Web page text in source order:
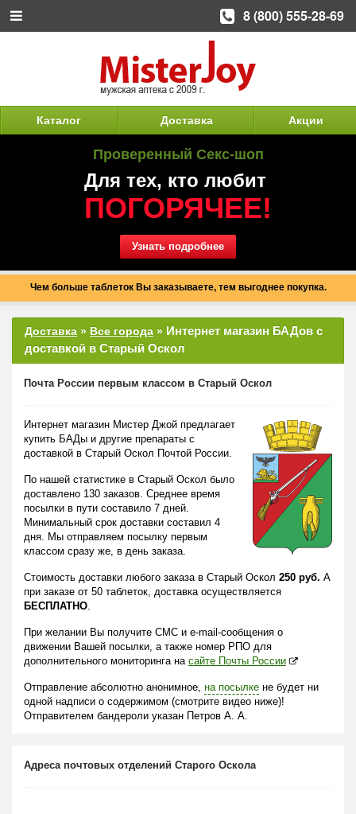
Каталог Доставка Акции
Проверенный Секс-шоп
Для тех, кто любит
ПОГОРЯЧЕЕ!
Узнать подробнее
Чем больше таблеток Вы заказываете, тем выгоднее покупка.
Доставка » Все города » Интернет магазин БАДов с
доставкой в Старый Оскол
Почта России первым классом в Старый Оскол
Интернет магазин Мистер Джой предлагает
купить БАДы и другие препараты с
доставкой в Старый Оскол Почтой России.
По нашей статистике в Старый Оскол было
доставлено 130 заказов. Среднее время
посылки в пути составило 7 дней.
Минимальный срок доставки составил 4
дня. Мы отправляем посылку первым
классом сразу же, в день заказа.
Стоимость доставки любого заказа в Старый Оскол 250 руб. А
при заказе от 50 таблеток, доставка осуществляется
БЕСПЛАТНО.
При желании Вы получите СМС и e-mail-сообщения о
движении Вашей посылки, а также номер РПО для
дополнительного мониторинга на сайте Почты России
Отправление абсолютно анонимное, на посылке не будет ни
одной надписи о содержимом (смотрите видео ниже)!
Отправителем бандероли указан Петров А. А.
Адреса почтовых отделений Старого Оскола
8 (800) 555-28-69